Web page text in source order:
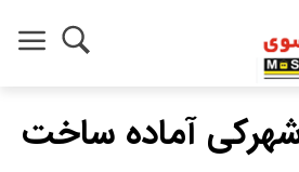
آماده ساخت